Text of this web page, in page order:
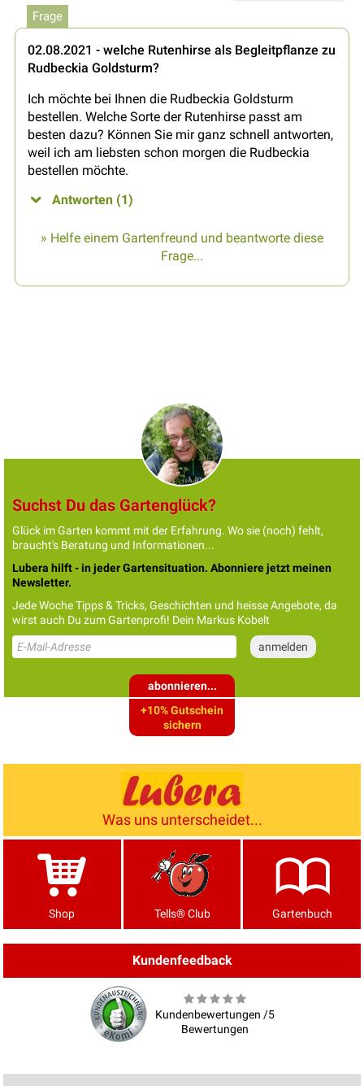
Frage
02.08.2021 - welche Rutenhirse als Begleitpflanze zu
Rudbeckia Goldsturm?
Ich möchte bei Ihnen die Rudbeckia Goldsturm
bestellen. Welche Sorte der Rutenhirse passt am
besten dazu? Können Sie mir ganz schnell antworten,
weil ich am liebsten schon morgen die Rudbeckia
bestellen möchte.
Antworten (1)
» Helfe einem Gartenfreund und beantworte diese
Frage...
Suchst Du das Gartenglück?
Glück im Garten kommt mit der Erfahrung. Wo sie (noch) fehlt,
braucht's Beratung und Informationen...
Lubera hilft - in jeder Gartensituation. Abonniere jetzt meinen
Newsletter.
Jede Woche Tipps & Tricks, Geschichten und heisse Angebote, da
wirst auch Du zum Gartenprofi! Dein Markus Kobelt
abonnieren...
+10% Gutschein
sichern
Was uns unterscheidet...
Shop Tells® Club Gartenbuch
Kundenfeedback
Kundenbewertungen /5
Bewertungen